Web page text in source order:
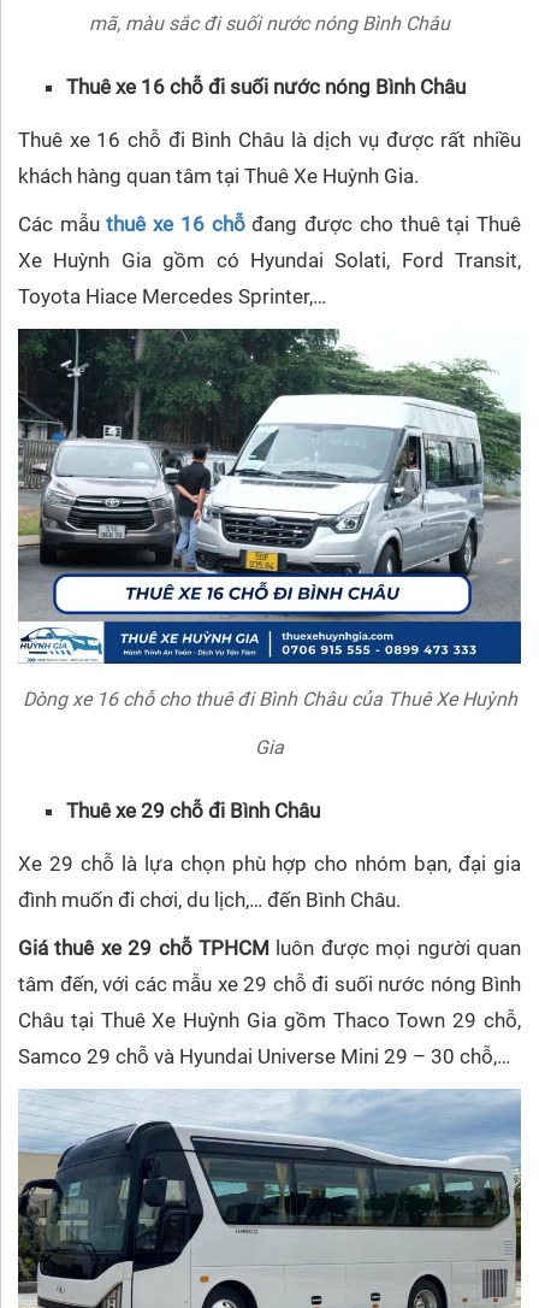
mã, màu sắc đi suối nước nóng Bình Châu
Thuê xe 16 chỗ đi suối nước nóng Bình Châu
Thuê xe 16 chỗ đi Bình Châu là dịch vụ được rất nhiều
khách hàng quan tâm tại Thuê Xe Huỳnh Gia.
Các mẫuthuê xe 16 chỗđang được cho thuê tại Thuê
Xe Huỳnh Gia gồm có Hyundai Solati, Ford Transit,
Toyota Hiace Mercedes Sprinter,…
Dòng xe 16 chỗ cho thuê đi Bình Châu của Thuê Xe Huỳnh
Gia
Thuê xe 29 chỗ đi Bình Châu
Xe 29 chỗ là lựa chọn phù hợp cho nhóm bạn, đại gia
đình muốn đi chơi, du lịch,… đến Bình Châu.
Giá thuê xe 29 chỗ TPHCM luôn được mọi người quan
tâm đến, với các mẫu xe 29 chỗ đi suối nước nóng Bình
Châu tại Thuê Xe Huỳnh Gia gồm Thaco Town 29 chỗ,
Samco 29 chỗ và Hyundai Universe Mini 29 – 30 chỗ,…